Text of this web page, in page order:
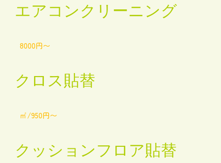
エアコンクリーニング
8000円〜
クロス貼替
㎡/950円〜
クッションフロア貼替